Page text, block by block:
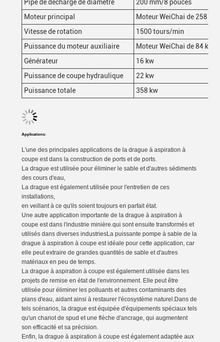
Pipe de décharge de diamètre
200 mm/8 pouces
Moteur principal
Moteur WeiChai de 258 kW
Vitesse de rotation
1500 tours/min
Puissance du moteur auxiliaire
Moteur WeiChai de 84 kW
Générateur
16 kw
Puissance de coupe hydraulique
22 kw
Puissance totale
358 kw
Applications:
L'une des principales applications de la drague à aspiration à
coupe est dans la construction de ports et de ports.
La drague est utilisée pour éliminer le sable et d'autres sédiments
des cours d'eau,
La drague est également utilisée pour l'entretien de ces
installations,
en veillant à ce qu'ils soient toujours en parfait état.
Une autre application importante de la drague à aspiration à
coupe est dans l'industrie minière.qui sont ensuite transformés et
utilisés dans diverses industriesLa puissante pompe à sable de la
drague à aspiration à coupe est idéale pour cette application, car
elle peut extraire de grandes quantités de sable et d'autres
matériaux en peu de temps.
La drague à aspiration à coupe est également utilisée dans les
projets de remise en état de l'environnement. Elle peut être
utilisée pour éliminer les polluants et autres contaminants des
plans d'eau, aidant ainsi à restaurer l'écosystème naturel.Dans de
tels scénarios, la drague est équipée d'équipements spéciaux tels
qu'un chariot de spud et une flèche d'ancrage, qui augmentent
son efficacité et sa précision.
Enfin, la drague à aspiration à coupe est également adaptée aux